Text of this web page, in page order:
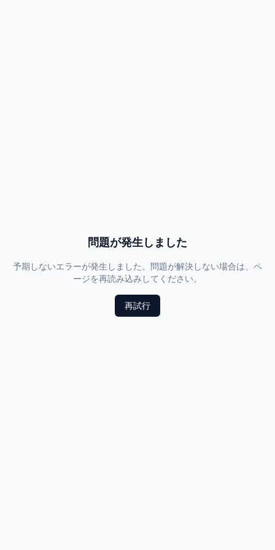
問題が発生しました
予期しないエラーが発生しました。問題が解決しない場合は、ペ
ージを再読み込みしてください。
再試行